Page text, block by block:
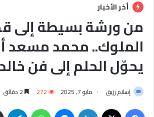
أخر الأخبار
من ورشة بسيطة إلى
الملوك.. محمد مسعد
يحوّل الحلم إلى فن خالد
إسلام رزيق مايو 7, 2025 272
فيسبوك لينكدإن ماسنجر واتساب